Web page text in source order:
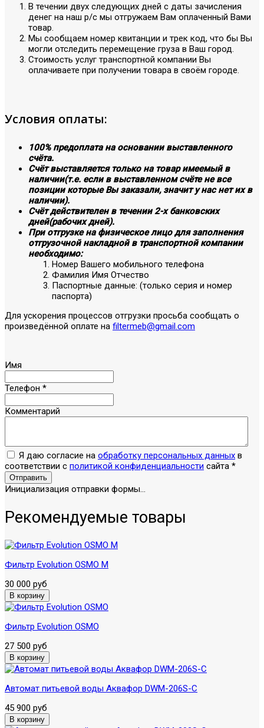
В течении двух следующих дней с даты зачисления
денег на наш р/с мы отгружаем Вам оплаченный Вами
товар.
Мы сообщаем номер квитанции и трек код, что бы Вы
могли отследить перемещение груза в Ваш город.
Стоимость услуг транспортной компании Вы
оплачиваете при получении товара в своём городе.
Условия оплаты:
100% предоплата на основании выставленного
счёта.
Счёт выставляется только на товар имеемый в
наличии(т.е. если в выставленном счёте не все
позиции которые Вы заказали, значит у нас нет их в
наличии).
Счёт действителен в течении 2-х банковских
дней(рабочих дней).
При отгрузке на физическое лицо для заполнения
отгрузочной накладной в транспортной компании
необходимо:
Номер Вашего мобильного телефона
Фамилия Имя Отчество
Паспортные данные: (только серия и номер
паспорта)
Для ускорения процессов отгрузки просьба сообщать о
произведённой оплате на filtermeb@gmail.com
Имя
Телефон *
Комментарий
Я даю согласие на обработку персональных данных в
соответствии с политикой конфиденциальности сайта *
Отправить
Инициализация отправки формы...
Рекомендуемые товары
Фильтр Evolution OSMO M
30 000 руб
Фильтр Evolution OSMO
27 500 руб
Автомат питьевой воды Аквафор DWM-206S-C
45 900 руб